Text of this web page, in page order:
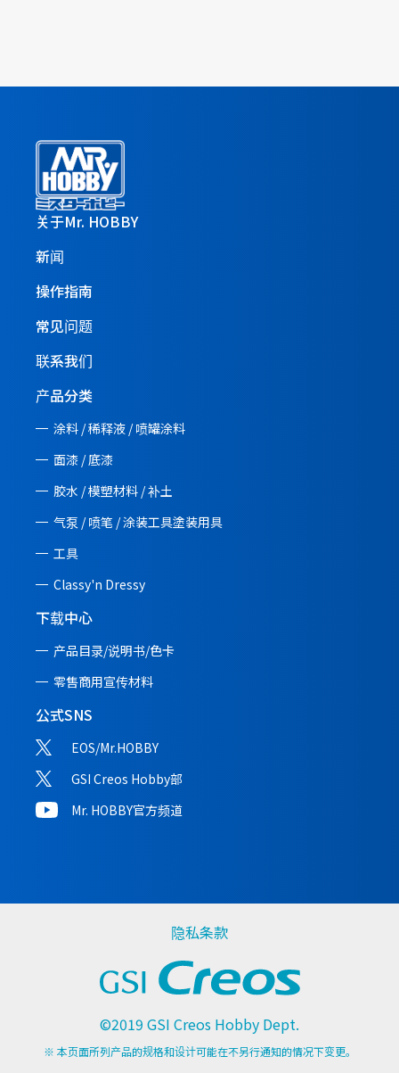
关于Mr. HOBBY
新闻
操作指南
常见问题
联系我们
产品分类
涂料 / 稀释液 / 喷罐涂料
面漆 / 底漆
胶水 / 模塑材料 / 补土
气泵 / 喷笔 / 涂装工具塗装用具
工具
Classy'n Dressy
下载中心
产品目录/说明书/色卡
零售商用宣传材料
公式SNS
EOS/Mr.HOBBY
GSI Creos Hobby部
Mr. HOBBY官方频道
隐私条款
©2019 GSI Creos Hobby Dept.
※ 本页面所列产品的规格和设计可能在不另行通知的情况下变更。